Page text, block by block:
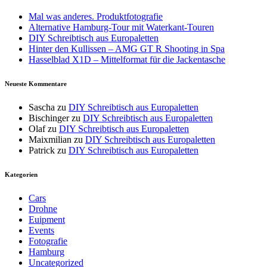
Mal was anderes. Produktfotografie
Alternative Hamburg-Tour mit Waterkant-Touren
DIY Schreibtisch aus Europaletten
Hinter den Kullissen – AMG GT R Shooting in Spa
Hasselblad X1D – Mittelformat für die Jackentasche
Neueste Kommentare
Sascha zu DIY Schreibtisch aus Europaletten
Bischingerzu DIY Schreibtisch aus Europaletten
Olafzu DIY Schreibtisch aus Europaletten
Maixmilian zu DIY Schreibtisch aus Europaletten
Patrick zu DIY Schreibtisch aus Europaletten
Kategorien
Cars
Drohne
Euipment
Events
Fotografie
Hamburg
Uncategorized